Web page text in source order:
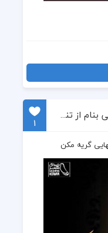
دانلود آلبوم جدید سالار عقیلی بنام از تنهایی گریه مکن
1
گریه مکن